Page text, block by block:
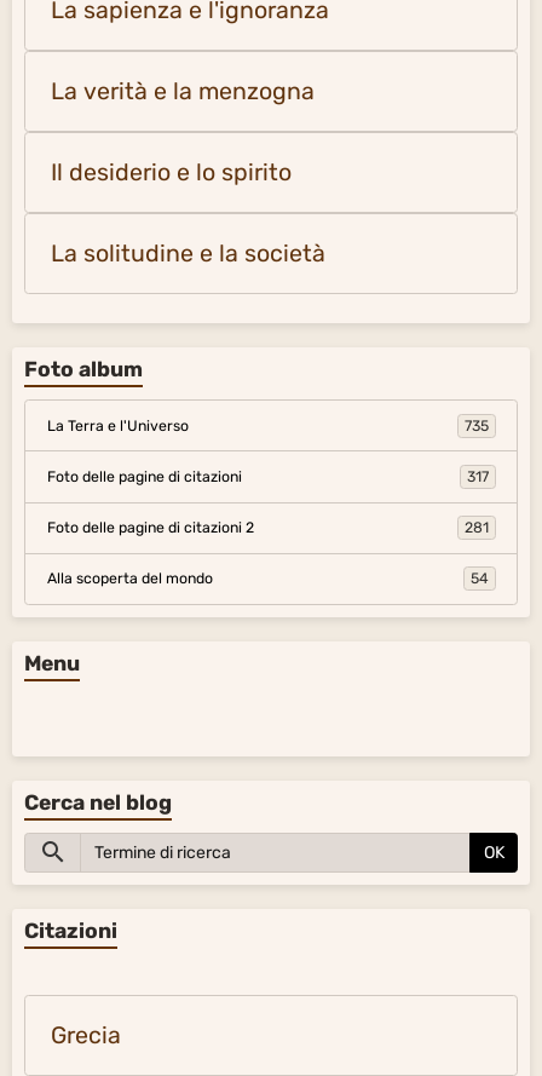
La sapienza e l'ignoranza
La verità e la menzogna
Il desiderio e lo spirito
La solitudine e la società
Foto album
La Terra e l'Universo 735
Foto delle pagine di citazioni 317
Foto delle pagine di citazioni 2 281
Alla scoperta del mondo 54
Menu
Cerca nel blog
OK
Citazioni
Grecia